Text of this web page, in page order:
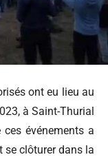
ont eu lieu au
à Saint-Thurial
ces événements a
se clôturer dans la